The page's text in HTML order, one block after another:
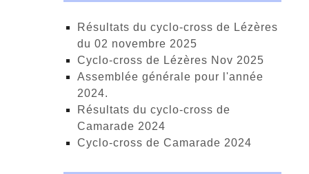
Résultats du cyclo-cross de Lézères
du 02 novembre 2025
cyclo-cross de Lézères Nov 2025
Assemblée générale pour l'année
2024.
Résultats du cyclo-cross de
Camarade 2024
Cyclo-cross de Camarade 2024